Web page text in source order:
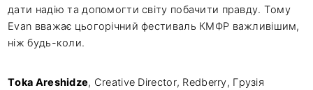
дати надію та допомогти світу побачити правду. Тому
Evan вважає цьогорічний фестиваль КМФР важливішим,
ніж будь-коли.
Toka Areshidze, Creative Director, Redberry, Грузія